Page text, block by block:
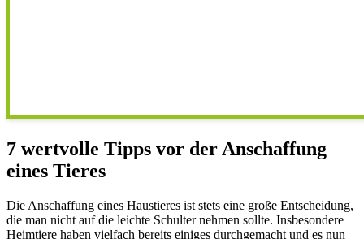
7 wertvolle Tipps vor der Anschaffung
eines Tieres
Die Anschaffung eines Haustieres ist stets eine große Entscheidung,
die man nicht auf die leichte Schulter nehmen sollte. Insbesondere
Heimtiere haben vielfach bereits einiges durchgemacht und es nun